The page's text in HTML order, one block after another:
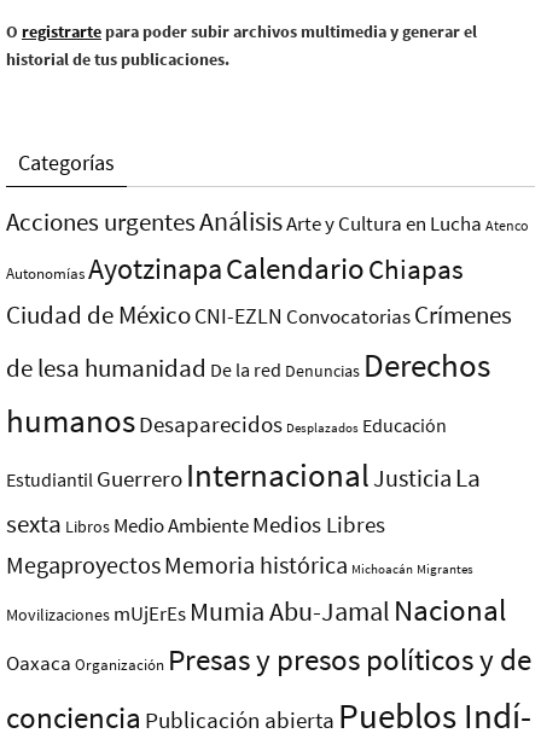
O registrarte para poder subir archivos multimedia y generar el
historial de tus publicaciones.
Categorías
Acciones urgentesAnálisisArte y Cultura en Lucha Atenco
AutonomíasAyotzinapaCalendarioChiapas
Ciudad de MéxicoCNI-EZLN ConvocatoriasCrímenes
de lesa humanidad De la red Denuncias Derechos
humanosDesaparecidos Desplazados Educación
Estudiantil Guerrero InternacionalJusticia La
sexta Libros Medio AmbienteMedios Libres
MegaproyectosMemoria histórica Michoacán Migrantes
Movilizaciones mUjErEs Mumia Abu-Jamal Nacional
Oaxaca Organización Presas y presos polí­ticos y de
conciencia Publicación abierta Pueblos Indí­